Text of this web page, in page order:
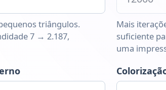
triângulos.
7 → 2.187,
Mais
suficiente
uma